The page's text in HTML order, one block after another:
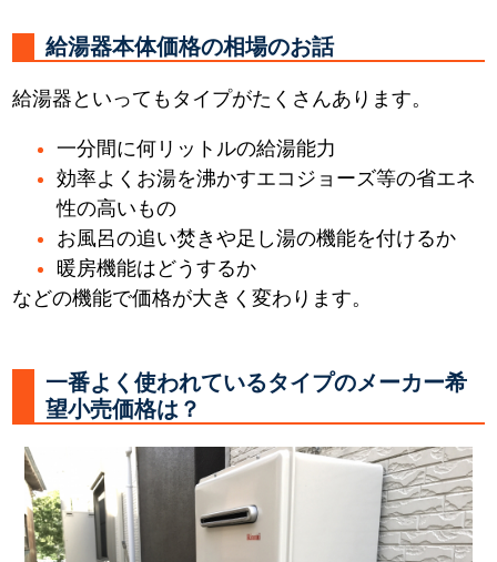
給湯器本体価格の相場のお話
給湯器といってもタイプがたくさんあります。
一分間に何リットルの給湯能力
効率よくお湯を沸かすエコジョーズ等の省エネ
性の高いもの
お風呂の追い焚きや足し湯の機能を付けるか
暖房機能はどうするか
などの機能で価格が大きく変わります。
一番よく使われているタイプのメーカー希
望小売価格は？